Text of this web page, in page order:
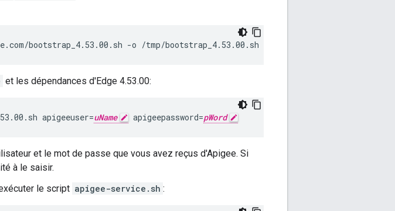
bootstrap_4.53.00.sh -o /tmp/bootstrap_4.53.00.sh
et les dépendances d'Edge 4.53.00:
apigeeuser=uName apigeepassword=pWord
et le mot de passe que vous avez reçus d'Apigee. Si
à le saisir.
le script apigee-service.sh :